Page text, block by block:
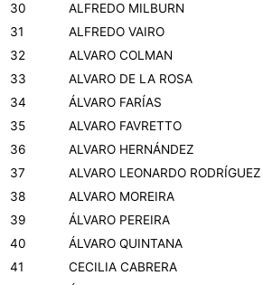
30
ALFREDO MILBURN
31
ALFREDO VAIRO
32
ALVARO COLMAN
33
ALVARO DE LA ROSA
34
ÁLVARO FARÍAS
35
ALVARO FAVRETTO
36
ALVARO HERNÁNDEZ
37
ALVARO LEONARDO RODRÍGUEZ
38
ALVARO MOREIRA
39
ÁLVARO PEREIRA
40
ÁLVARO QUINTANA
41
CECILIA CABRERA